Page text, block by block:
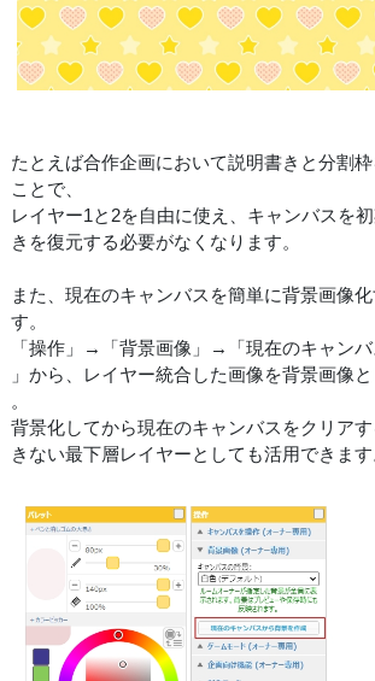
たとえば合作企画において説明書きと分割
ことで、
レイヤー1と2を自由に使え、キャンバスを
きを復元する必要がなくなります。
また、現在のキャンバスを簡単に背景画像
す。
「操作」→「背景画像」→「現在のキャン
」から、レイヤー統合した画像を背景画像
。
背景化してから現在のキャンバスをクリア
きない最下層レイヤーとしても活用できます